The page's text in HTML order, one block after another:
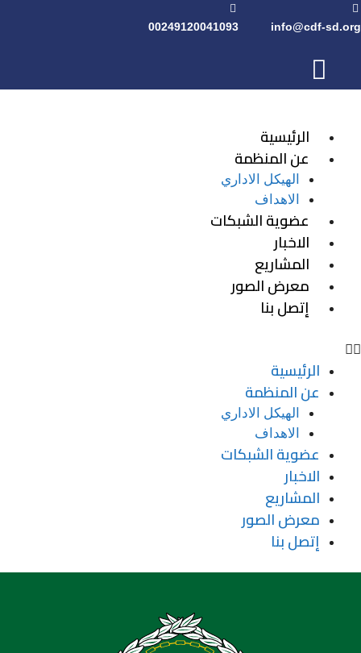
info@cdf-sd.org
00249120041093
الرئيسية
عن المنظمة
الهيكل الاداري
الاهداف
عضوية الشبكات
الاخبار
المشاريع
معرض الصور
إتصل بنا
الرئيسية
عن المنظمة
الهيكل الاداري
الاهداف
عضوية الشبكات
الاخبار
المشاريع
معرض الصور
إتصل بنا